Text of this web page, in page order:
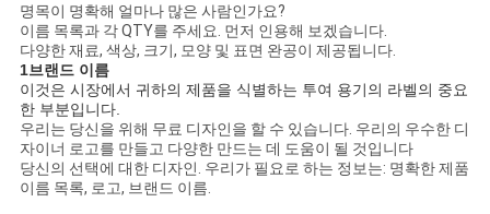
명목이 명확해 얼마나 많은 사람인가요?
이름 목록과 각 QTY를 주세요. 먼저 인용해 보겠습니다.
다양한 재료, 색상, 크기, 모양 및 표면 완공이 제공됩니다.
1브랜드 이름
이것은 시장에서 귀하의 제품을 식별하는 투여 용기의 라벨의 중요
한 부분입니다.
우리는 당신을 위해 무료 디자인을 할 수 있습니다. 우리의 우수한 디
자이너 로고를 만들고 다양한 만드는 데 도움이 될 것입니다
당신의 선택에 대한 디자인. 우리가 필요로 하는 정보는: 명확한 제품
이름 목록, 로고, 브랜드 이름.